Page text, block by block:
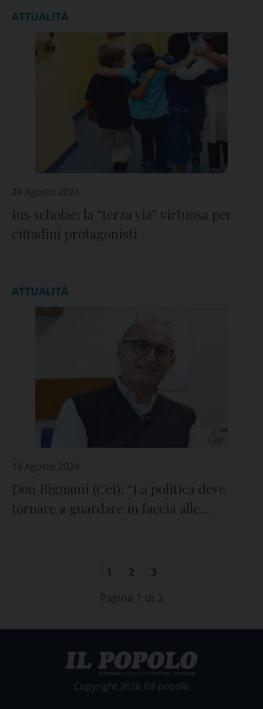
ATTUALITÀ
24 Agosto 2024
Ius scholae: la “terza via” virtuosa per
cittadini protagonisti
ATTUALITÀ
18 Agosto 2024
Don Bignami (Cei): “La politica deve
tornare a guardare in faccia alle
1 2
3
Pagina 1 di 3
Copyright 2026 ©Il popolo